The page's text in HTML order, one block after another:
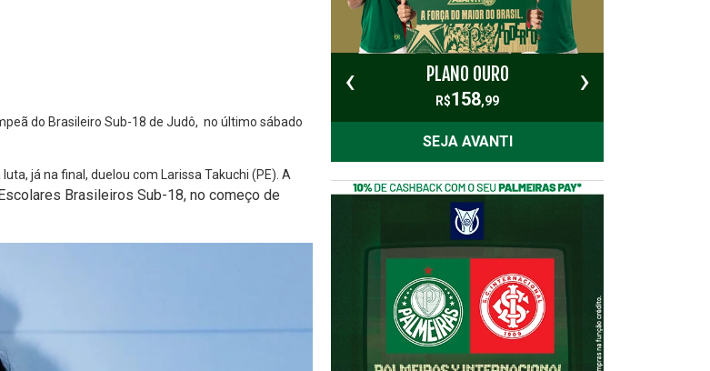
do Brasileiro Sub-18 de Judô, no último sábado
já na final, duelou com Larissa Takuchi (PE). A
Brasileiros Sub-18, no começo de
PLANO OURO
R$158,99
‹ ›
SEJA AVANTI